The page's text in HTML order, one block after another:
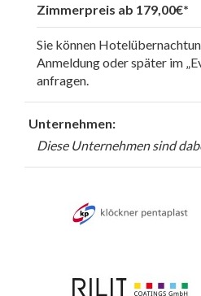
Zimmerpreis ab 179,00€*
Sie können
Anmeldung oder später im
anfragen.
Unternehmen:
Diese Unternehmen sind